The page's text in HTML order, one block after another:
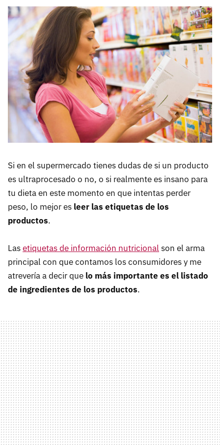
Si en el supermercado tienes dudas de si un producto
es ultraprocesado o no, o si realmente es insano para
tu dieta en este momento en que intentas perder
peso, lo mejor es leer las etiquetas de los
productos.
Lasetiquetas de información nutricionalson el arma
principal con que contamos los consumidores y me
atrevería a decir que lo más importante es el listado
de ingredientes de los productos.